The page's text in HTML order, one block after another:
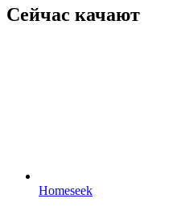
Сейчас качают
Homeseek